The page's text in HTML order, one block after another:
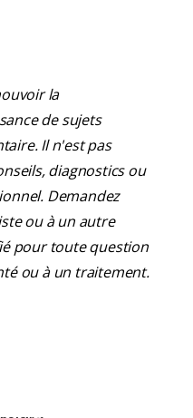
la
de sujets
Il n'est pas
diagnostics ou
Demandez
ou à un autre
pour toute question
ou à un traitement.